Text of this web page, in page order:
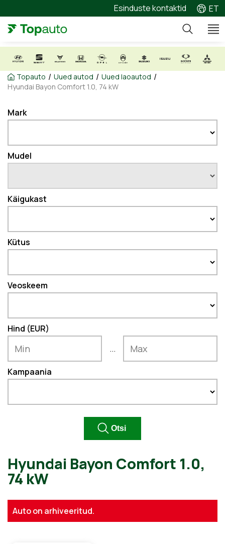
Esinduste kontaktid ET
Topauto / Uued autod / Uued laoautod /
Hyundai Bayon Comfort 1.0, 74 kW
Mark
Mudel
Käigukast
Kütus
Veoskeem
Hind (EUR)
...
Kampaania
Hyundai Bayon Comfort
Auto on arhiveeritud.